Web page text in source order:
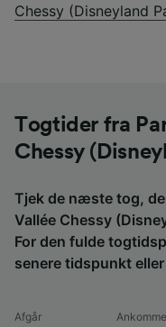
Chessy (Disneyland
Togtider fra
Chessy
Tjek de næste tog,
Vallée Chessy
For den fulde
senere tidspunkt
Afgår